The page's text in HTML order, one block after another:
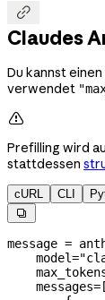

Claudes
Du kannst
verwendet

Prefilling wird
stattdessen
cURL CLI

message =
    model
=
    messages
= [